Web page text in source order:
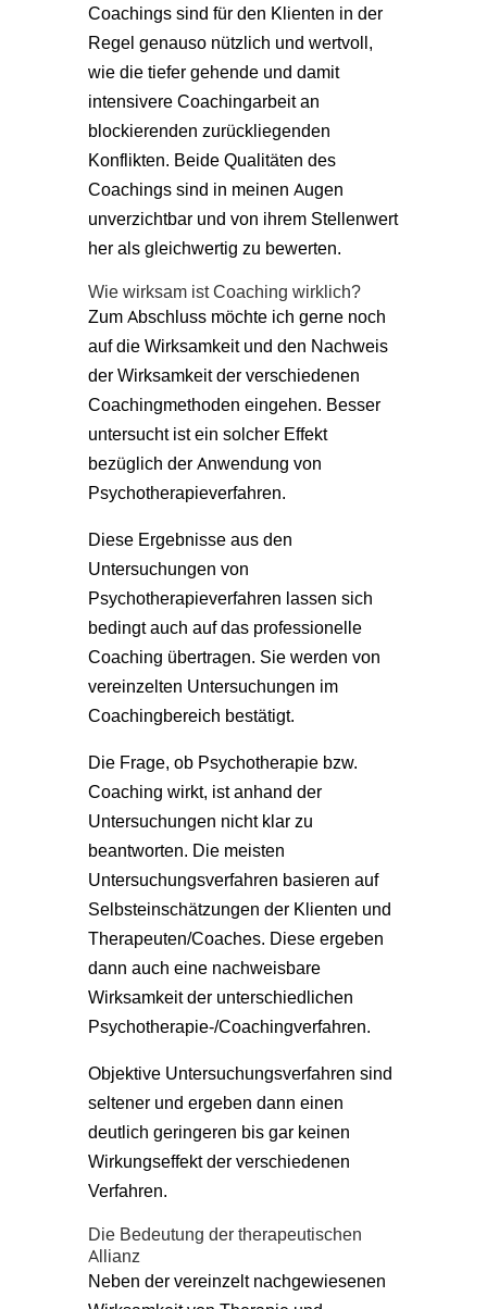
Coachings sind für den Klienten in der
Regel genauso nützlich und wertvoll,
wie die tiefer gehende und damit
intensivere Coachingarbeit an
blockierenden zurückliegenden
Konflikten. Beide Qualitäten des
Coachings sind in meinen Augen
unverzichtbar und von ihrem Stellenwert
her als gleichwertig zu bewerten.
Wie wirksam ist Coaching wirklich?
Zum Abschluss möchte ich gerne noch
auf die Wirksamkeit und den Nachweis
der Wirksamkeit der verschiedenen
Coachingmethoden eingehen. Besser
untersucht ist ein solcher Effekt
bezüglich der Anwendung von
Psychotherapieverfahren.
Diese Ergebnisse aus den
Untersuchungen von
Psychotherapieverfahren lassen sich
bedingt auch auf das professionelle
Coaching übertragen. Sie werden von
vereinzelten Untersuchungen im
Coachingbereich bestätigt.
Die Frage, ob Psychotherapie bzw.
Coaching wirkt, ist anhand der
Untersuchungen nicht klar zu
beantworten. Die meisten
Untersuchungsverfahren basieren auf
Selbsteinschätzungen der Klienten und
Therapeuten/Coaches. Diese ergeben
dann auch eine nachweisbare
Wirksamkeit der unterschiedlichen
Psychotherapie-/Coachingverfahren.
Objektive Untersuchungsverfahren sind
seltener und ergeben dann einen
deutlich geringeren bis gar keinen
Wirkungseffekt der verschiedenen
Verfahren.
Die Bedeutung der therapeutischen
Allianz
Neben der vereinzelt nachgewiesenen